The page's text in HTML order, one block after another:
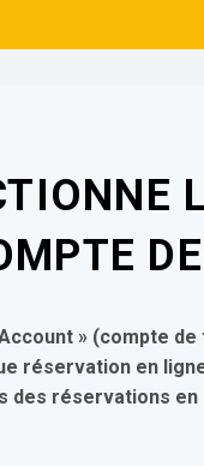
» (compte
réservation en
des réservations en